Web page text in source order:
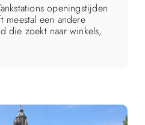
openingstijden
een andere
die zoekt naar winkels,